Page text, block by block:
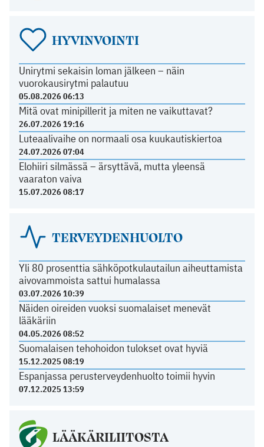
HYVINVOINTI
Unirytmi sekaisin loman jälkeen – näin
vuorokausirytmi palautuu
05.08.2026 06:13
Mitä ovat minipillerit ja miten ne vaikuttavat?
26.07.2026 19:16
Luteaalivaihe on normaali osa kuukautiskiertoa
24.07.2026 07:04
Elohiiri silmässä – ärsyttävä, mutta yleensä
vaaraton vaiva
15.07.2026 08:17
TERVEYDENHUOLTO
Yli 80 prosenttia sähköpotkulautailun aiheuttamista
aivovammoista sattui humalassa
03.07.2026 10:39
Näiden oireiden vuoksi suomalaiset menevät
lääkäriin
04.05.2026 08:52
Suomalaisen tehohoidon tulokset ovat hyviä
15.12.2025 08:19
Espanjassa perusterveydenhuolto toimii hyvin
07.12.2025 13:59
LÄÄKÄRILIITOSTA